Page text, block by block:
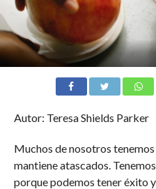
Autor: Teresa Shields Parker
Muchos de nosotros
mantiene atascados.
porque podemos tener éxito